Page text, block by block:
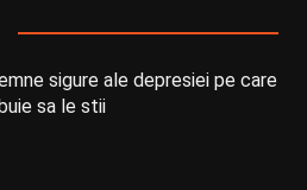
sigure ale depresiei pe care
sa le stii